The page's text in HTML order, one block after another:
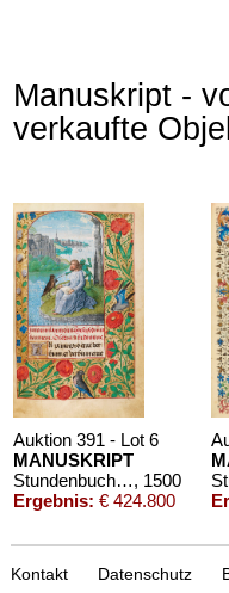
Manuskript -
verkaufte
Auktion 391 - Lot 6
MANUSKRIPT
Stundenbuch auf Pergament. Flandern um 1500., 1500
Ergebnis: € 424.800
Kontakt Datenschutz